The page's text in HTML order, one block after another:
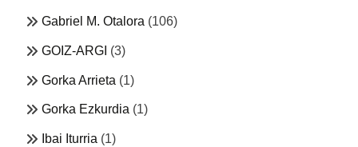
Gabriel M. Otalora (106)
GOIZ-ARGI (3)
Gorka Arrieta (1)
Gorka Ezkurdia (1)
Ibai Iturria (1)